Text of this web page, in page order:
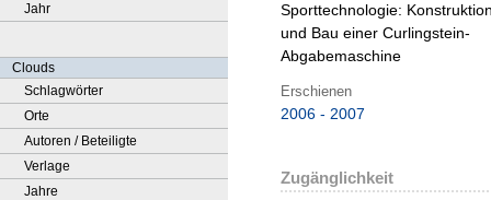
Jahr
Clouds
Schlagwörter
Orte
Autoren / Beteiligte
Verlage
Jahre
Sporttechnologie:
und Bau einer Curlingstein-
Abgabemaschine
Erschienen
2006 - 2007
Zugänglichkeit